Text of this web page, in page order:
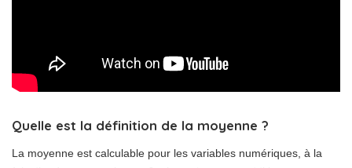
Quelle est la définition de la moyenne ?
La moyenne est calculable pour les variables numériques, à la